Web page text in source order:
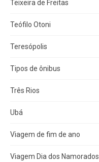
Teixeira de Freitas
Teófilo Otoni
Teresópolis
Tipos de ônibus
Três Rios
Ubá
Viagem de fim de ano
Viagem Dia dos Namorados